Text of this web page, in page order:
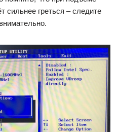
сильнее греться – следите